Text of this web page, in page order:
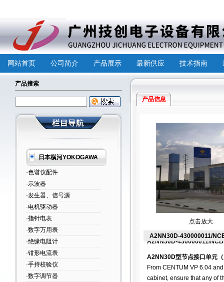
网站首页 公司简介 产品展示 最新供应 技术指南
产品搜索
日本横河YOKOGAWA
·色谱仪配件
·示波器
·发生器、信号源
·电机驱动器
·指针电表
·数字万用表
·绝缘电阻计
·钳形电流表
·手持校验仪
·数字调节器
产品信息
点击放大
A2NN30D-430000011/
A2NN30D-430000011/
A2NN30D型节点接口单元
From CENTUM VP 6.04
cabinet, ensure that any of